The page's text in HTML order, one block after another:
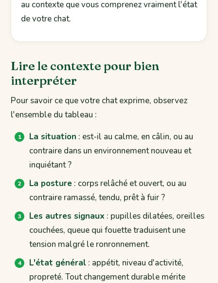
au contexte que vous comprenez vraiment l'état
de votre chat.
Lire le contexte pour bien
interpréter
Pour savoir ce que votre chat exprime, observez
l'ensemble du tableau :
La situation : est-il au calme, en câlin, ou au
contraire dans un environnement nouveau et
inquiétant ?
La posture : corps relâché et ouvert, ou au
contraire ramassé, tendu, prêt à fuir ?
Les autres signaux : pupilles dilatées, oreilles
couchées, queue qui fouette traduisent une
tension malgré le ronronnement.
L'état général : appétit, niveau d'activité,
propreté. Tout changement durable mérite